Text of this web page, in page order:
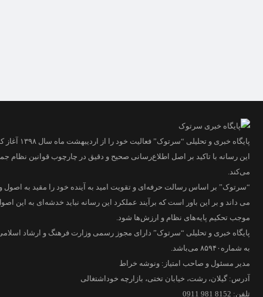
پایگاه خبری و تحلیلی “سرتوک” فعالیت خود را از اردیبهشت ماه سال ۱۳۹۸ آغاز کرده است.
این رسانه با تاکید بر اصل اطلاع‌رسانی صحیح و دقیق در چارچوب قوانین نظام
می‌کند.
“سرتوک” بر اساس رسالت حرفه‌ای و تقویت امید به آینده خود را مقید به اصول
می داند و بر این باور است که برآیند عملکرد این رسانه نباید خدشه‌ای به این
موجب تحکیم پایه‌های نظام و ارزش‌ها شود.
پایگاه خبری و تحلیلی “سرتوک” دارای مجوز رسمی وزارت فرهنگ و ارشاد
به شماره۸۵۹۴۰ می‌باشد.
مدیر مسئول و صاحب امتیاز: ونوشه خراط
آدرس: گیلان، رشت، خیابان تختی، بازارچه خوداشتغالی
تلفن: 8152 981 0911